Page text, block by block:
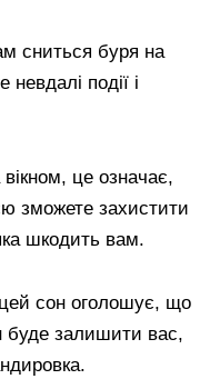
сниться буря на
події і
це означає,
зможете захистити
шкодить вам.
сон оголошує, що
буде залишити вас,